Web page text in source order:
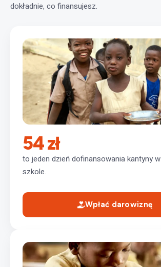
dokładnie, co finansujesz.
54 zł
to jeden dzień dofinansowania kantyny
szkole.
Wpłać darowiznę